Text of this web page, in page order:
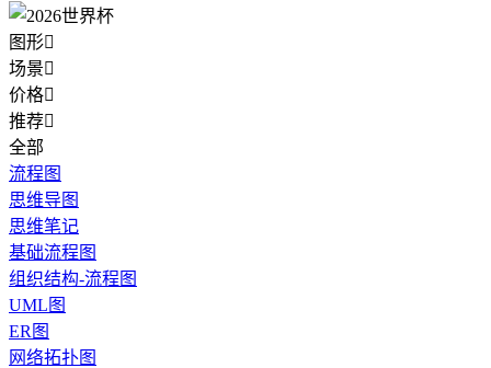
图形
场景
价格
推荐
全部
流程图
思维导图
思维笔记
基础流程图
组织结构-流程图
UML图
ER图
网络拓扑图